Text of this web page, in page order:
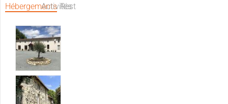
HébergementsActivitésRestaurants